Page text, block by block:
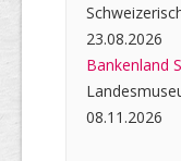
23.08.2026
Bankenland
08.11.2026